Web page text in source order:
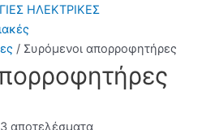
ΗΛΕΚΤΡΙΚΕΣ
/ Συρόμενοι απορροφητήρες
αποτελέσματα